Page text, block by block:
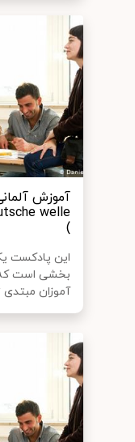
welle
)
این پادکست
بخشی است
آموزان مبتدی